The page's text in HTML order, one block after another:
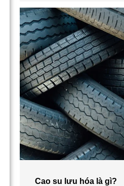
Cao su lưu hóa là gì?